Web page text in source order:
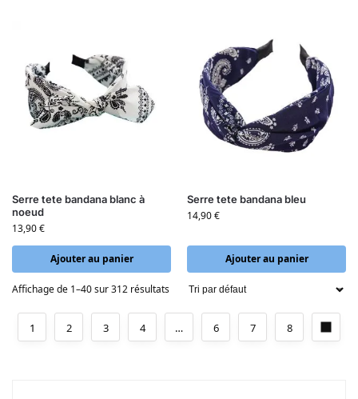
Serre tete bandana blanc à
noeud
13,90€
Ajouter au panier
Serre tete bandana bleu
14,90€
Ajouter au panier
Affichage de 1–40 sur 312 résultats
1 2 3 4 … 6 7 8